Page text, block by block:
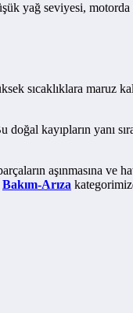
yağ seviyesi, motorda
sıcaklıklara maruz
kayıpların yanı
aşınmasına ve
Bakım-Arıza